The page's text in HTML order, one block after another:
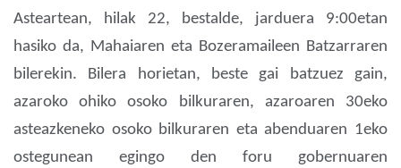
Asteartean, hilak 22, bestalde, jarduera 9:00etan
hasiko da, Mahaiaren eta Bozeramaileen Batzarraren
bilerekin. Bilera horietan, beste gai batzuez gain,
azaroko ohiko osoko bilkuraren, azaroaren 30eko
asteazkeneko osoko bilkuraren eta abenduaren 1eko
ostegunean egingo den foru gobernuaren